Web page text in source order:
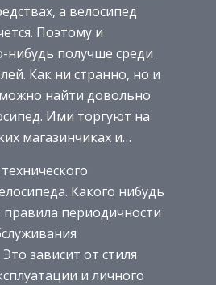
а велосипед
Поэтому и
нибудь получше среди
Как ни странно, но и
найти довольно
Ими торгуют на
магазинчиках и…
Какого нибудь
правила периодичности
зависит от стиля
и личного